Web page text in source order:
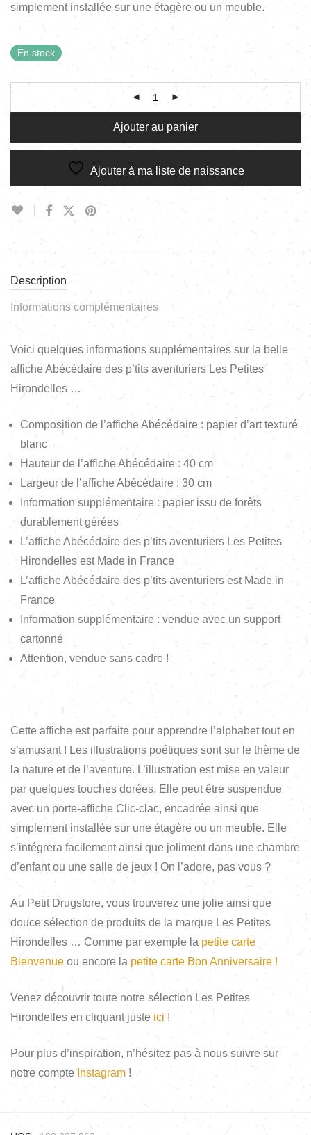
simplement installée sur une étagère ou un meuble.
En stock
Ajouter au panier
Ajouter à ma liste de naissance
Description
Informations complémentaires
Voici quelques informations supplémentaires sur la belle
affiche Abécédaire des p’tits aventuriers Les Petites
Hirondelles …
Composition de l’affiche Abécédaire : papier d’art texturé
blanc
Hauteur de l’affiche Abécédaire : 40 cm
Largeur de l’affiche Abécédaire : 30 cm
Information supplémentaire : papier issu de forêts
durablement gérées
L’affiche Abécédaire des p’tits aventuriers Les Petites
Hirondelles est Made in France
L’affiche Abécédaire des p’tits aventuriers est Made in
France
Information supplémentaire : vendue avec un support
cartonné
Attention, vendue sans cadre !
Cette affiche est parfaite pour apprendre l’alphabet tout en
s’amusant ! Les illustrations poétiques sont sur le thème de
la nature et de l’aventure. L’illustration est mise en valeur
par quelques touches dorées. Elle peut être suspendue
avec un porte-affiche Clic-clac, encadrée ainsi que
simplement installée sur une étagère ou un meuble. Elle
s’intégrera facilement ainsi que joliment dans une chambre
d’enfant ou une salle de jeux ! On l’adore, pas vous ?
Au Petit Drugstore, vous trouverez une jolie ainsi que
douce sélection de produits de la marque Les Petites
Hirondelles … Comme par exemple la petite carte
Bienvenue ou encore la petite carte Bon Anniversaire !
Venez découvrir toute notre sélection Les Petites
Hirondelles en cliquant juste ici !
Pour plus d’inspiration, n’hésitez pas à nous suivre sur
notre compte Instagram !